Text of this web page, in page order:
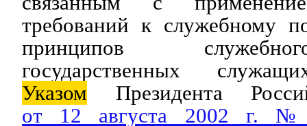
требований к служебному
принципов
государственных
Указом Президента
от 12 августа 2002 г.